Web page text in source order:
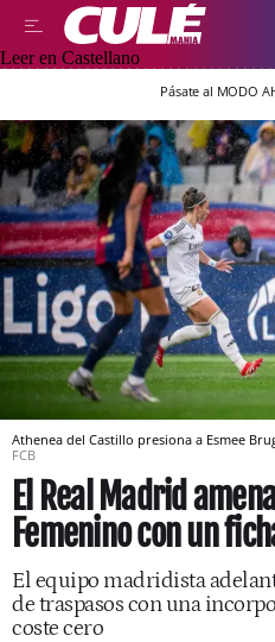
Leer en Castellano
Pásate al MODO
Athenea del Castillo presiona a Esmee
FCB
El Real Madrid
Femenino con un
El equipo madridista
de traspasos con una
coste cero